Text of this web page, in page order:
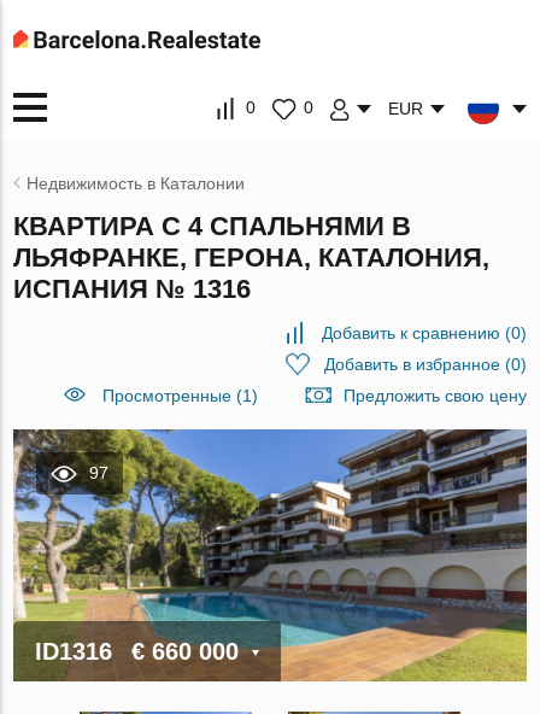
0 0 EUR
Недвижимость в Каталонии
КВАРТИРА С 4 СПАЛЬНЯМИ В
ЛЬЯФРАНКЕ, ГЕРОНА, КАТАЛОНИЯ,
ИСПАНИЯ № 1316
Добавить к сравнению (0)
Добавить в избранное(0)
Просмотренные (1)
Предложить свою цену
97
ID1316 € 660 000